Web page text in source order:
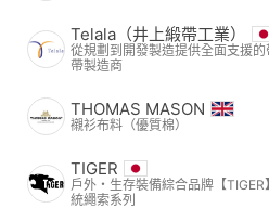
Telala（井上緞帶工業）
從規劃到開發製造提供全面支援的
帶製造商
THOMAS MASON
襯衫布料（優質棉）
TIGER
戶外・生存裝備綜合品牌【TIGER
統繩索系列